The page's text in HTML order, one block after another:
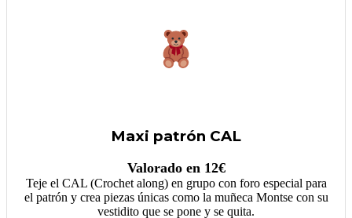
Maxi patrón CAL
Valorado en 12€
Teje el CAL (Crochet along) en grupo con foro especial para
el patrón y crea piezas únicas como la muñeca Montse con su
vestidito que se pone y se quita.